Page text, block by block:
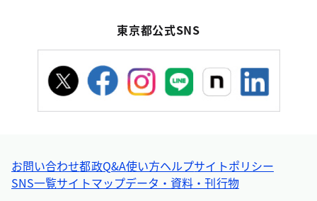
東京都公式SNS
お問い合わせ都政Q&A使い方ヘルプサイトポリシー
SNS一覧サイトマップデータ・資料・刊行物